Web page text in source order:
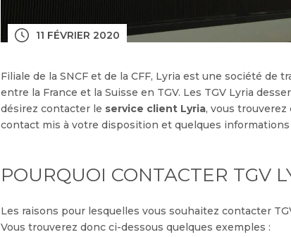
11 FÉVRIER 2020
Filiale de la SNCF et de la CFF, Lyria est une société de
entre la France et la Suisse en TGV. Les TGV Lyria
désirez contacter le service client Lyria, vous trouverez
contact mis à votre disposition et quelques
POURQUOI CONTACTER TGV
Les raisons pour lesquelles vous souhaitez contacter
Vous trouverez donc ci-dessous quelques exemples :